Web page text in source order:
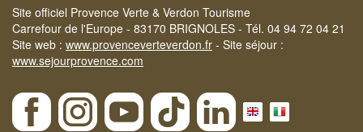
Site officiel Provence Verte & Verdon Tourisme
Carrefour de l'Europe - 83170 BRIGNOLES - Tél. 04 94 72 04 21
Site web : www.provenceverteverdon.fr - Site séjour :
www.sejourprovence.com